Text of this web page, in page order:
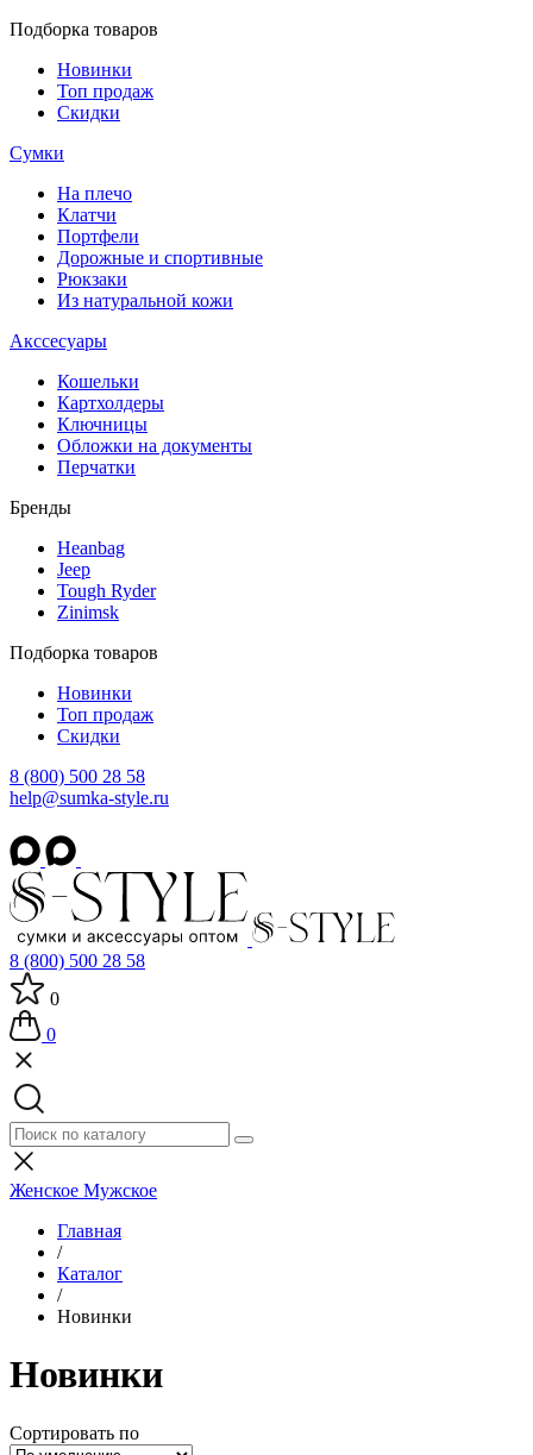
Подборка товаров
Новинки
Топ продаж
Скидки
Сумки
На плечо
Клатчи
Портфели
Дорожные и спортивные
Рюкзаки
Из натуральной кожи
Акссесуары
Кошельки
Картхолдеры
Ключницы
Обложки на документы
Перчатки
Бренды
Heanbag
Jeep
Tough Ryder
Zinimsk
Подборка товаров
Новинки
Топ продаж
Скидки
8 (800) 500 28 58
help@sumka-style.ru
8 (800) 500 28 58
0
0
Женское Мужское
Главная
/
Каталог
/
Новинки
Новинки
Сортировать по